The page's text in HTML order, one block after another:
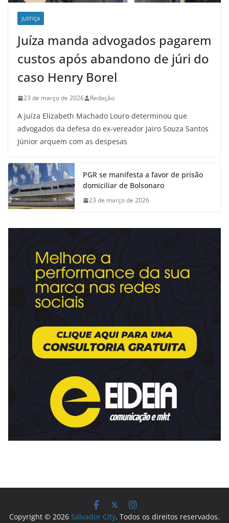
JUSTIÇA
Juíza manda advogados pagarem
custos após abandono de júri do
caso Henry Borel
23 de março de 2026 Redação
A juíza Elizabeth Machado Louro determinou que
advogados da defesa do ex-vereador Jairo Souza Santos
Júnior arquem com as despesas
PGR se manifesta a favor de prisão
domiciliar de Bolsonaro
23 de março de 2026
Copyright © 2026 Salvador City. Todos os direitos reservados.